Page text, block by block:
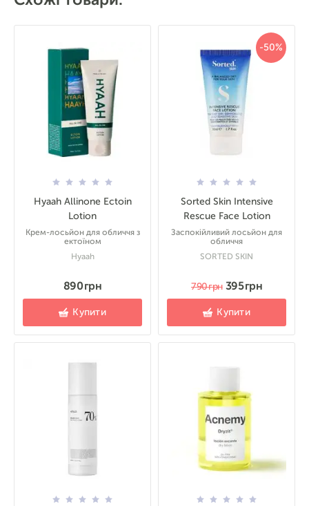
Hyaah Allinone Ectoin
Lotion
Крем-лосьйон для обличчя з
ектоїном
Hyaah
890 грн
Купити
-50%
Sorted Skin Intensive
Rescue Face Lotion
Заспокійливий лосьйон для
обличчя
SORTED SKIN
790 грн 395 грн
Купити